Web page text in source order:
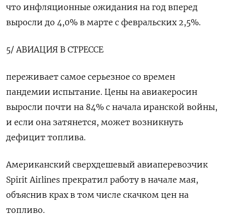
что инфляционные ожидания на год вперед
выросли до 4,0% в марте с февральских 2,5%.
5/ АВИАЦИЯ В СТРЕССЕ
переживает самое серьезное со времен
пандемии испытание. Цены на авиакеросин
выросли почти на 84% с начала иранской войны,
и если она затянется, может возникнуть
дефицит топлива.
Американский сверхдешевый авиаперевозчик
Spirit Airlines прекратил работу в начале мая,
объяснив крах в том числе ​скачком цен на
топливо.